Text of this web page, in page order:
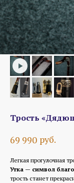
Трость
69 990 руб.
Легкая прогулочная
Утка — символ
трость станет